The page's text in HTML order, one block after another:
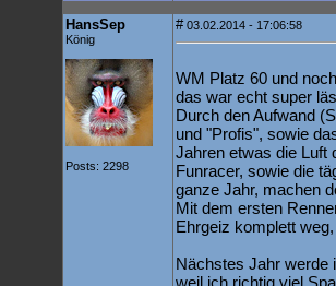
HansSep
König
Posts: 2298
#03.02.2014 - 17:06:58
WM Platz 60 und
das war echt super
Durch den Aufwand
und "Profis", sowie
Jahren etwas die Luft
Funracer, sowie die
ganze Jahr, machen
Mit dem ersten
Ehrgeiz komplett
Nächstes Jahr werde
weil ich richtig viel